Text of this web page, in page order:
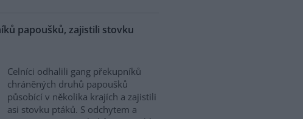
papoušků, zajistili stovku
Celníci odhalili gang překupníků
chráněných druhů papoušků
působící v několika krajích a zajistili
asi stovku ptáků. S odchytem a